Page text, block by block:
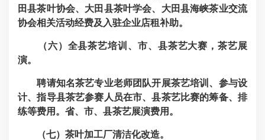
田县茶叶协会、大田县茶叶学会、大田县海峡茶业交流
协会相关活动经费及入驻企业店租补助。
（六）全县茶艺培训、市、县茶艺大赛，茶艺展
演。
聘请知名茶艺专业老师团队开展茶艺培训、参与设
计、指导县茶艺参赛人员在市、县茶艺比赛的筹备、排
练等费用。省、市、县茶艺展演费用。
（七）茶叶加工厂清洁化改造。